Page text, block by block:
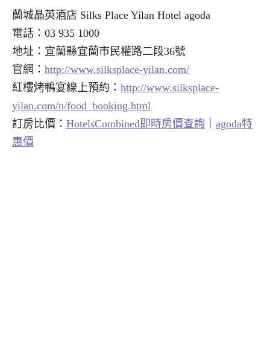
蘭城晶英酒店 Silks Place Yilan Hotel agoda
電話：03 935 1000
地址：宜蘭縣宜蘭市民權路二段36號
官網： http://www.silksplace-yilan.com/
紅樓烤鴨宴線上預約： http://www.silksplace-
yilan.com/n/food_booking.html
訂房比價： HotelsCombined即時房價查詢
agoda特
惠價